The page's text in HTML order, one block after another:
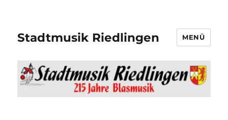
Stadtmusik Riedlingen MENÜ